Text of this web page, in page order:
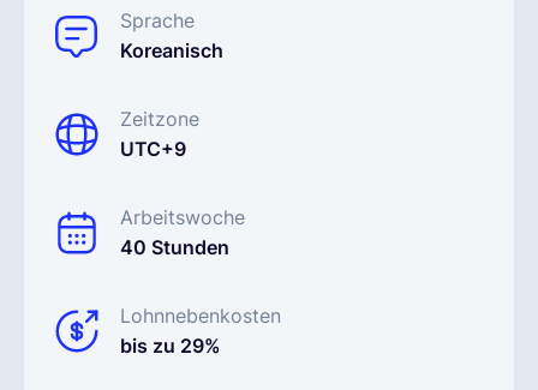
Sprache
Koreanisch
Zeitzone
UTC+9
Arbeitswoche
40 Stunden
Lohnnebenkosten
bis zu 29%
Contractor Management